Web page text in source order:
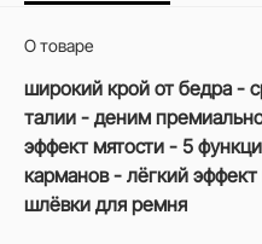
О товаре
широкий крой от бедра -
талии - деним
эффект мятости - 5
карманов - лёгкий эффект
шлёвки для ремня